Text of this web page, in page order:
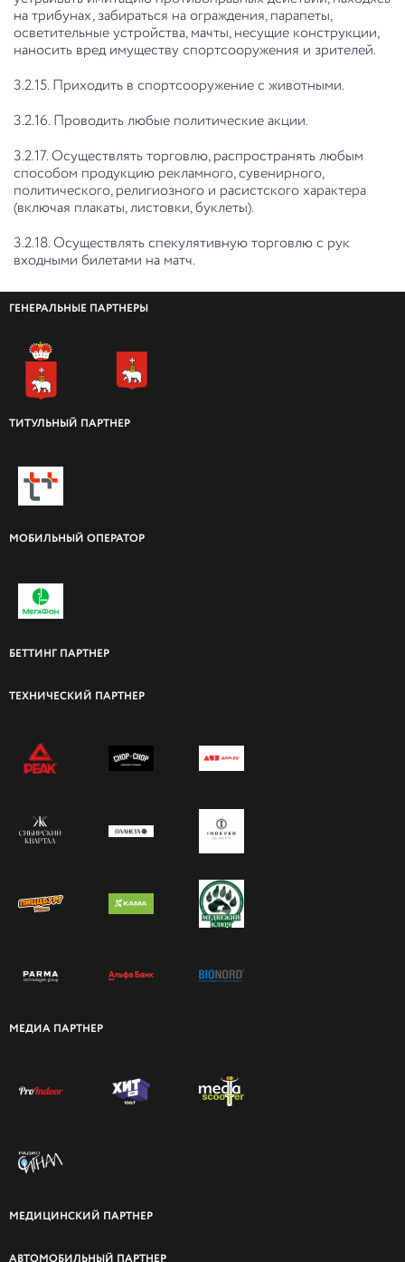
на трибунах, забираться на ограждения, парапеты,
осветительные устройства, мачты, несущие конструкции,
наносить вред имуществу спортсооружения и зрителей.
3.2.15. Приходить в спортсооружение с животными.
3.2.16. Проводить любые политические акции.
3.2.17. Осуществлять торговлю, распространять любым
способом продукцию рекламного, сувенирного,
политического, религиозного и расистского характера
(включая плакаты, листовки, буклеты).
3.2.18. Осуществлять спекулятивную торговлю с рук
входными билетами на матч.
ГЕНЕРАЛЬНЫЕ ПАРТНЕРЫ
ТИТУЛЬНЫЙ ПАРТНЕР
МОБИЛЬНЫЙ ОПЕРАТОР
БЕТТИНГ ПАРТНЕР
ТЕХНИЧЕСКИЙ ПАРТНЕР
МЕДИА ПАРТНЕР
МЕДИЦИНСКИЙ ПАРТНЕР